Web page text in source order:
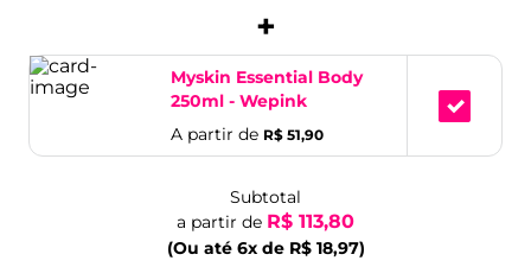
+
Myskin Essential Body
250ml - Wepink
A partir de R$ 51,90
Subtotal
a partir de R$ 113,80
(Ou até 6x de R$ 18,97)